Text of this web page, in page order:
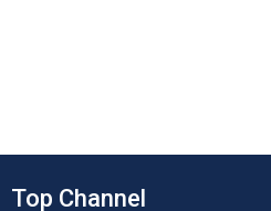
Top Channel